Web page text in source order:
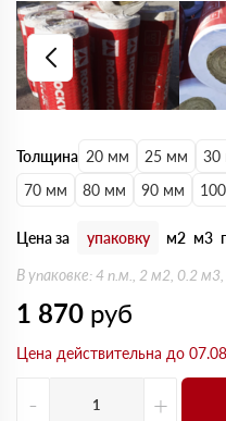
Толщина 20 мм 25 мм 30
70 мм
80 мм 90 мм
Цена за упаковку м2 м3
В упаковке: 4 п.м., 2 м2, 0.2
1 870 руб
Цена действительна до 07.08
- +